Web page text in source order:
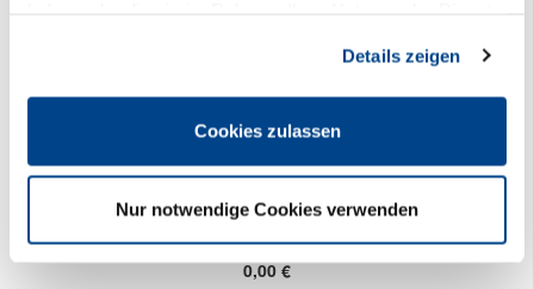
Cookies, wenn Sie unsere Webseite weiterhin nutzen.
Details zeigen
Cookies zulassen
Nur notwendige Cookies verwenden
Unterlagen Kassenmeldepflicht/Verfahrensdokumentation ZIP
Archiv
20,00 €
Preis DEHOGA-Mitglieder:
0,00 €